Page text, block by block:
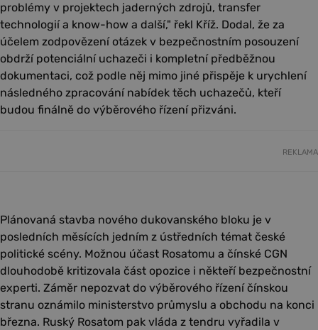
problémy v projektech jaderných zdrojů, transfer
technologií a know-how a další," řekl Kříž. Dodal, že za
účelem zodpovězení otázek v bezpečnostním posouzení
obdrží potenciální uchazeči i kompletní předběžnou
dokumentaci, což podle něj mimo jiné přispěje k urychlení
následného zpracování nabídek těch uchazečů, kteří
budou finálně do výběrového řízení přizváni.
REKLAMA
Plánovaná stavba nového dukovanského bloku je v
posledních měsících jedním z ústředních témat české
politické scény. Možnou účast Rosatomu a čínské CGN
dlouhodobě kritizovala část opozice i někteří bezpečnostní
experti. Záměr nepozvat do výběrového řízení čínskou
stranu oznámilo ministerstvo průmyslu a obchodu na konci
března. Ruský Rosatom pak vláda z tendru vyřadila v